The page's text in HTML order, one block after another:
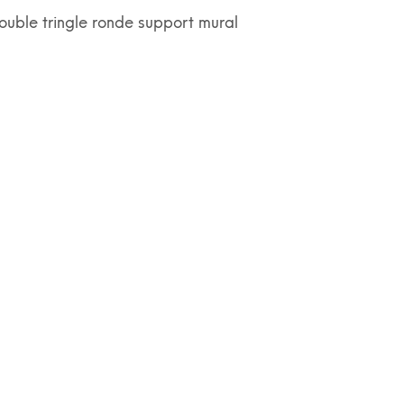
tringle ronde support mural